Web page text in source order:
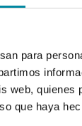
para
web,
que haya